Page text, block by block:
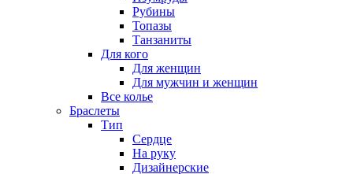
Рубины
Топазы
Танзаниты
Для кого
Для женщин
Для мужчин и женщин
Все колье
Браслеты
Тип
Сердце
На руку
Дизайнерские